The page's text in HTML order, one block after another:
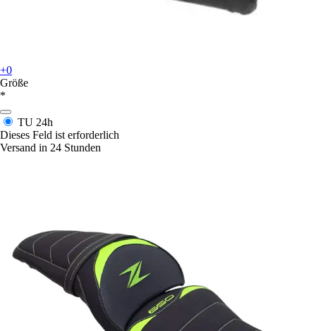
+0
Größe
*
TU 24h
Dieses Feld ist erforderlich
Versand in 24 Stunden